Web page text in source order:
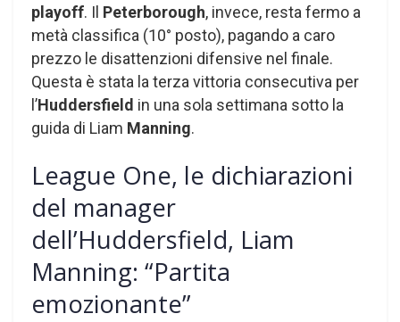
playoff. Il Peterborough, invece, resta fermo a
metà classifica (10° posto), pagando a caro
prezzo le disattenzioni difensive nel finale.
Questa è stata la terza vittoria consecutiva per
l’Huddersfield in una sola settimana sotto la
guida di Liam Manning.
League One, le dichiarazioni
del manager
dell’Huddersfield, Liam
Manning: “Partita
emozionante”